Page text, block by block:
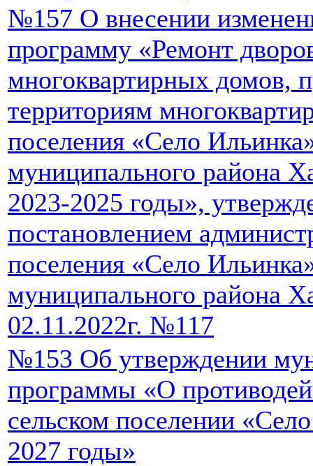
№157 О внесении
программу «Ремонт
многоквартирных домов,
территориям
поселения «Село
муниципального района
2023-2025 годы»,
постановлением
поселения «Село
муниципального района
02.11.2022г. №117
№153 Об утверждении
программы «О
сельском поселении
2027 годы»